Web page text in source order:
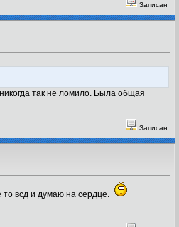
Записан
так не ломило. Была общая
Записан
то всд и думаю на сердце.